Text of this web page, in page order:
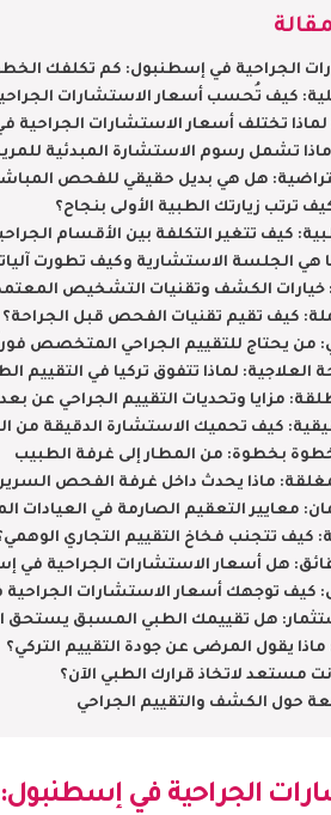
الجراحية في إسطنبول: كم تكلفك
كيف تُحسب أسعار الاستشارات
لماذا تختلف أسعار الاستشارات الجراحية
تشمل رسوم الاستشارة المبدئية
هل هي بديل حقيقي للفحص
ترتب زيارتك الطبية الأولى بنجاح؟
كيف تتغير التكلفة بين الأقسام
هي الجلسة الاستشارية وكيف تطورت
خيارات الكشف وتقنيات التشخيص
كيف تقيم تقنيات الفحص قبل الجراحة؟
من يحتاج للتقييم الجراحي المتخصص
لماذا تتفوق تركيا في التقييم
مزايا وتحديات التقييم الجراحي عن بعد
كيف تحميك الاستشارة الدقيقة من
بخطوة: من المطار إلى غرفة الطبيب
ماذا يحدث داخل غرفة الفحص
معايير التعقيم الصارمة في العيادات
كيف تتجنب فخاخ التقييم التجاري
هل أسعار الاستشارات الجراحية
كيف توجهك أسعار الاستشارات
هل تقييمك الطبي المسبق يستحق
يقول المرضى عن جودة التقييم التركي؟
مستعد لاتخاذ قرارك الطبي الآن؟
حول الكشف والتقييم الجراحي
الجراحية في إسطنبول